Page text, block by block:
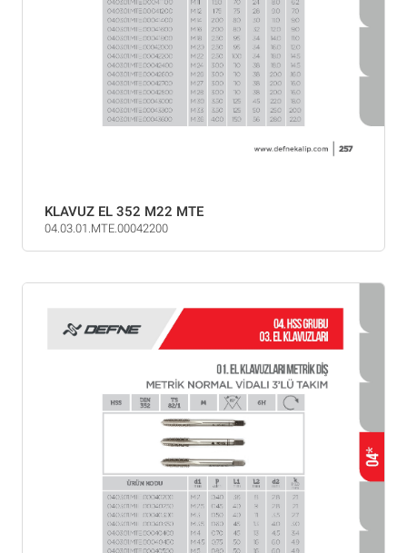
KLAVUZ EL 352 M22 MTE
04.03.01.MTE.00042200